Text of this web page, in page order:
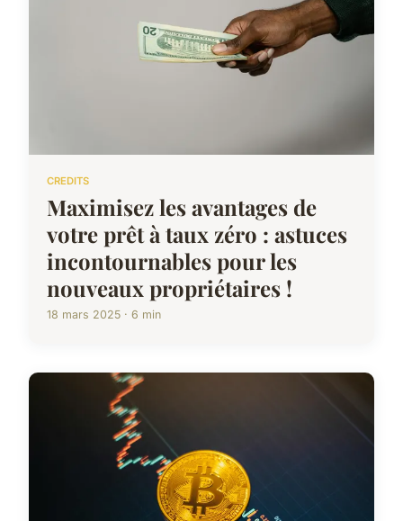
CREDITS
Maximisez les avantages de
votre prêt à taux zéro : astuces
incontournables pour les
nouveaux propriétaires !
18 mars 2025 · 6 min